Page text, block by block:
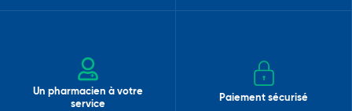
Un pharmacien à votre
service
Paiement sécurisé